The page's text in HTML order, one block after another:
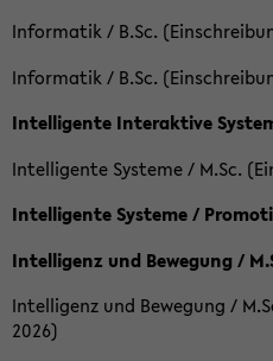
Informatik / B.Sc.
Informatik / B.Sc.
Intelligente Interaktive
Intelligente Systeme / M.Sc.
Intelligente Systeme /
Intelligenz und Bewegung /
Intelligenz und Bewegung /
2026)